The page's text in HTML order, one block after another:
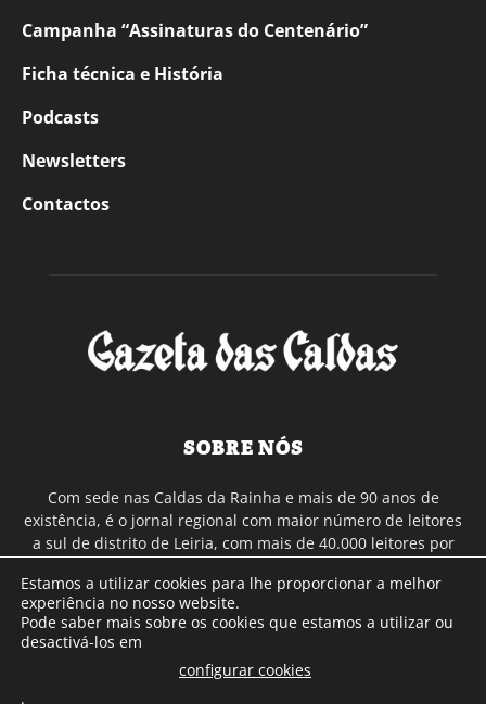
Campanha “Assinaturas do Centenário”
Ficha técnica e História
Podcasts
Newsletters
Contactos
SOBRE NÓS
Com sede nas Caldas da Rainha e mais de 90 anos de
existência, é o jornal regional com maior número de leitores
a sul de distrito de Leiria, com mais de 40.000 leitores por
Continental e assinatura online.
SIGA-NOS
Estamos a utilizar cookies para lhe proporcionar a melhor
experiência no nosso website.
Pode saber mais sobre os cookies que estamos a utilizar ou
desactivá-los em
configurar cookies
.